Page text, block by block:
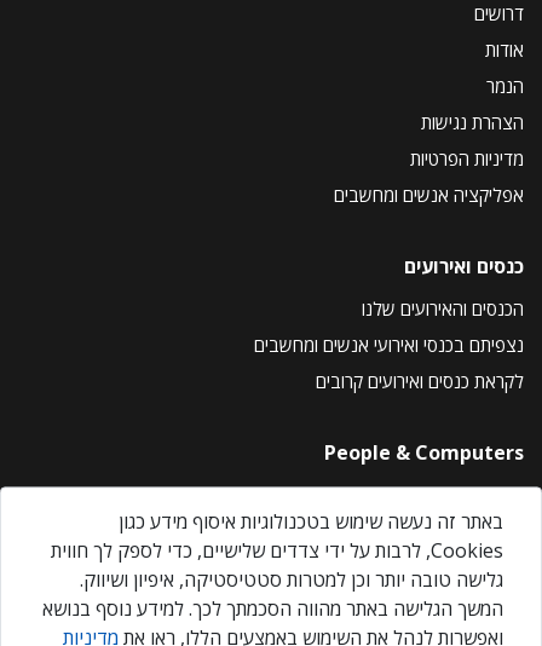
דרושים
אודות
הנמר
הצהרת נגישות
מדיניות הפרטיות
אפליקציה אנשים ומחשבים
כנסים ואירועים
הכנסים והאירועים שלנו
נצפיתם בכנסי ואירועי אנשים ומחשבים
לקראת כנסים ואירועים קרובים
People & Computers
About Us
Privacy Policy
Contact Us
Our Events
באתר זה נעשה שימוש בטכנולוגיות איסוף מידע כגון
Cookies, לרבות על ידי צדדים שלישיים, כדי לספק לך חווית
גלישה טובה יותר וכן למטרות סטטיסטיקה, איפיון ושיווק.
המשך הגלישה באתר מהווה הסכמתך לכך. למידע נוסף בנושא
ואפשרות לנהל את השימוש באמצעים הללו, ראו את מדיניות